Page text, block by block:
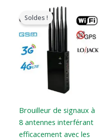
Soldes !
Brouilleur de signaux à
8 antennes interférant
efficacement avec les
prix
original
était
$899.00.
actuel
est
$539.69.